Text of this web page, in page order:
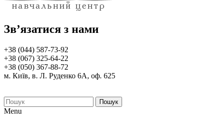
Зв’язатися з нами
+38 (044) 587-73-92
+38 (067) 325-64-22
+38 (050) 367-88-72
м. Київ, в. Л. Руденко 6А, оф. 625
Пошук
Menu